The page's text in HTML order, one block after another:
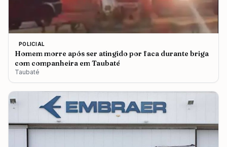
POLICIAL
Homem morre após ser atingido por faca durante briga
com companheira em Taubaté
Taubaté